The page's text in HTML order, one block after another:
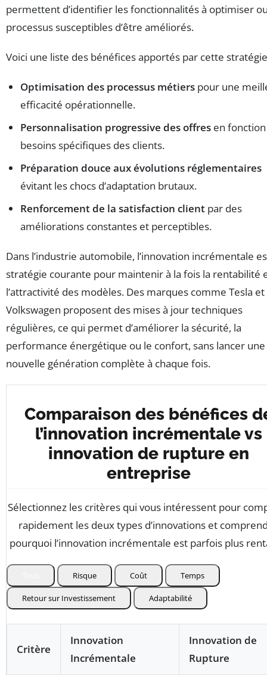
permettent d’identifier les fonctionnalités à optimiser
processus susceptibles d’être améliorés.
Voici une liste des bénéfices apportés par cette
Optimisation des processus métiers pour une
efficacité opérationnelle.
Personnalisation progressive des offres en
besoins spécifiques des clients.
Préparation douce aux évolutions réglementaires
évitant les chocs d’adaptation brutaux.
Renforcement de la satisfaction client par des
améliorations constantes et perceptibles.
Dans l’industrie automobile, l’innovation incrémentale
stratégie courante pour maintenir à la fois la rentabilité
l’attractivité des modèles. Des marques comme Tesla et
Volkswagen proposent des mises à jour techniques
régulières, ce qui permet d’améliorer la sécurité, la
performance énergétique ou le confort, sans lancer une
nouvelle génération complète à chaque fois.
Comparaison des bénéfices
l’innovation incrémentale vs
innovation de rupture en
entreprise
Sélectionnez les critères qui vous intéressent pour
rapidement les deux types d’innovations et
pourquoi l’innovation incrémentale est parfois plus
Risque Coût Temps
Retour sur Investissement Adaptabilité
Critère
Innovation
Incrémentale
Innovation de
Rupture